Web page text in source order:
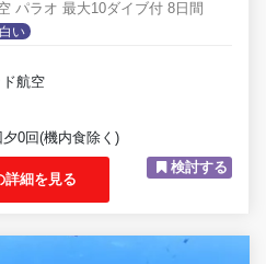
パラオ 最大10ダイブ付 8日間
い
航空
0回(機内食除く)
詳細を見る
検討する